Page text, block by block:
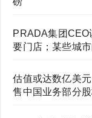
PRADA集团
要门店；某些城
估值或达数亿美
售中国业务部分